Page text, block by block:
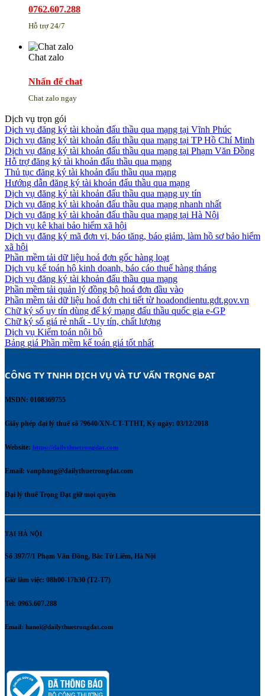
0762.607.288
Hỗ trợ 24/7
Chat zalo
Nhấn để chat
Chat zalo ngay
Dịch vụ trọn gói
Dịch vụ đăng ký tài khoản đấu thầu qua mạng tại Vĩnh Phúc
Dịch vụ đăng ký tài khoản đấu thầu qua mạng tại TP Hồ Chí Minh
Dịch vụ đăng ký tài khoản đấu thầu qua mạng tại Phạm Văn Đồng
Hỗ trợ đăng ký tài khoản đấu thầu qua mạng
Thủ tục đăng ký tài khoản đấu thầu qua mạng
Hướng dẫn đăng ký tài khoản đấu thầu qua mạng
Dịch vụ đăng ký tài khoản đấu thầu qua mạng uy tín
Dịch vụ đăng ký tài khoản đấu thầu qua mạng nhanh nhất
Dịch vụ đăng ký tài khoản đấu thầu qua mạng tại Hà Nội
Dịch vụ kê khai bảo hiểm xã hội
Dịch vụ đăng ký mã đơn vị, báo tăng, báo giảm, làm hồ sơ bảo hiểm
xã hội
Phần mềm tải dữ liệu hoá đơn gốc hàng loạt
Dịch vụ kế toán hộ kinh doanh, báo cáo thuế hàng tháng
Dịch vụ đăng ký tài khoản đấu thầu qua mạng
Phần mềm tải quản lý đồng bộ hoá đơn đầu vào
Phần mềm tải dữ liệu hoá đơn chi tiết từ hoadondientu.gdt.gov.vn
Chữ ký số uy tín dùng để ký mạng đấu thầu quốc gia e-GP
Chữ ký số giá rẻ nhất - Uy tín, chất lượng
Dịch vụ Kiểm toán nội bộ
Bảng giá Phần mềm kế toán giá tốt nhất
CÔNG TY TNHH DỊCH VỤ VÀ TƯ VẤN TRỌNG ĐẠT
MSDN: 0108369755
Giấy phép đại lý thuế số 79640/XN-CT-TTHT, Ký ngày: 03/12/2018
Website: https://dailythuetrongdat.com
Email: vanphong@dailythuetrongdat.com
Đại lý thuế Trọng Đạt giữ mọi quyền
TẠI HÀ NỘI
Số 397/7/1 Phạm Văn Đồng, Bắc Từ Liêm, Hà Nội
Giờ làm việc: 08h00-17h30 (T2-T7)
Tel: 0965.607.288
Email: hanoi@dailythuetrongdat.com